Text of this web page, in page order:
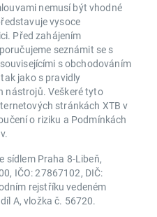
nemusí být vhodné
vysoce
Před zahájením
seznámit se s
s obchodováním
jako s pravidly
nástrojů. Veškeré tyto
stránkách XTB v
o riziku a Podmínkách
sídlem Praha 8-Libeň,
IČO: 27867102, DIČ:
rejstříku vedeném
A, vložka č. 56720.